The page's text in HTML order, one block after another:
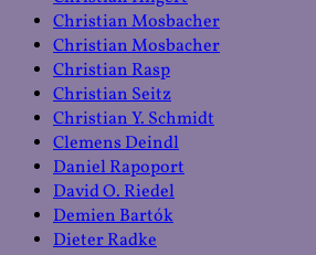
Christian Mosbacher
Christian Mosbacher
Christian Rasp
Christian Seitz
Christian Y. Schmidt
Clemens Deindl
Daniel Rapoport
David O. Riedel
Demien Bartók
Dieter Radke